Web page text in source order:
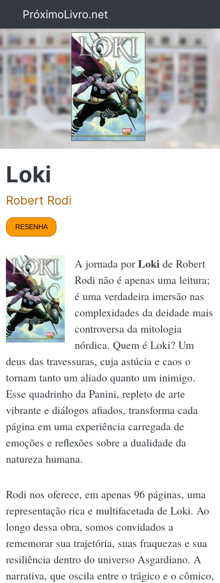
PróximoLivro.net
Loki
Robert Rodi
RESENHA
A jornada porLoki de Robert
Rodi não é apenas uma leitura;
é uma verdadeira imersão nas
complexidades da deidade mais
controversa da mitologia
nórdica. Quem é Loki? Um
deus das travessuras, cuja astúcia e caos o
tornam tanto um aliado quanto um inimigo.
Esse quadrinho da Panini, repleto de arte
vibrante e diálogos afiados, transforma cada
página em uma experiência carregada de
emoções e reflexões sobre a dualidade da
natureza humana.
Rodi nos oferece, em apenas 96 páginas, uma
representação rica e multifacetada de Loki. Ao
longo dessa obra, somos convidados a
rememorar sua trajetória, suas fraquezas e sua
resiliência dentro do universo Asgardiano. A
narrativa, que oscila entre o trágico e o cômico,